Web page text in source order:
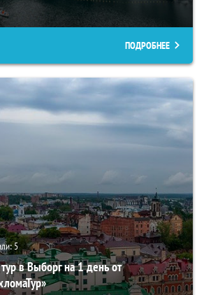
ПОДРОБНЕЕ
5
в Выборг на 1 день от